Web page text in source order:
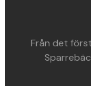
Från det